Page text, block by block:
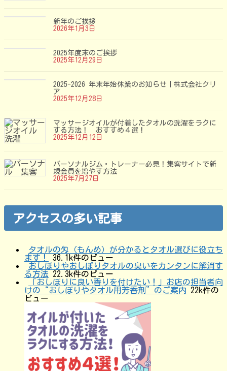
新年のご挨拶
2026年1月3日
2025年度末のご挨拶
2025年12月29日
2025-2026 年末年始休業のお知らせ｜株式会社クリ
ア
2025年12月28日
マッサージオイルが付着したタオルの洗濯をラクに
する方法！ おすすめ４選！
2025年12月12日
パーソナルジム・トレーナー必見！集客サイトで新
規会員を増やす方法
2025年7月27日
アクセスの多い記事
タオルの匁（もんめ）が分かるとタオル選びに役立ち
ます！
36.1k件のビュー
おしぼりやおしぼりタオルの臭いをカンタンに解消す
る方法
22.3k件のビュー
「おしぼりに良い香りを付けたい！」お店の担当者向
けの“おしぼりやタオル用芳香剤”のご案内
22k件の
ビュー